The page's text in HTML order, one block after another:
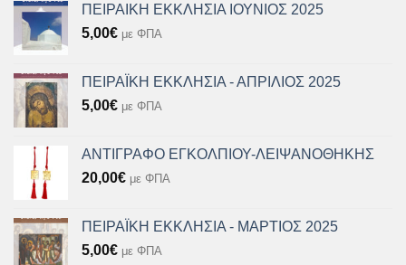
ΠΕΙΡΑΙΚΗ ΕΚΚΛΗΣΙΑ ΙΟΥΝΙΟΣ 2025
5,00€ με ΦΠΑ
ΠΕΙΡΑΪΚΗ ΕΚΚΛΗΣΙΑ - ΑΠΡΙΛΙΟΣ 2025
5,00€ με ΦΠΑ
ΑΝΤΙΓΡΑΦΟ ΕΓΚΟΛΠΙΟΥ-ΛΕΙΨΑΝΟΘΗΚΗΣ
20,00€ με ΦΠΑ
ΠΕΙΡΑΪΚΗ ΕΚΚΛΗΣΙΑ - ΜΑΡΤΙΟΣ 2025
5,00€ με ΦΠΑ